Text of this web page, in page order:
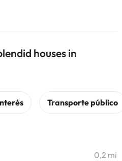
houses in
0,2 mi